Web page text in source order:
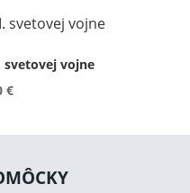
svetovej vojne
€